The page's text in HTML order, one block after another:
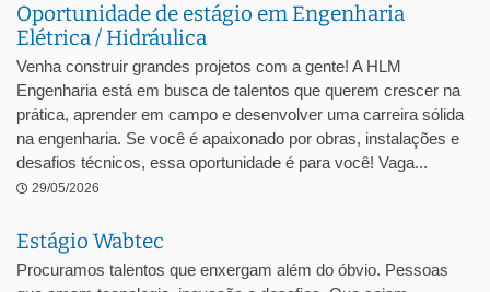
Oportunidade de estágio em Engenharia
Elétrica / Hidráulica
Venha construir grandes projetos com a gente! A HLM
Engenharia está em busca de talentos que querem crescer na
prática, aprender em campo e desenvolver uma carreira sólida
na engenharia. Se você é apaixonado por obras, instalações e
desafios técnicos, essa oportunidade é para você! Vaga...
29/05/2026
Estágio Wabtec
Procuramos talentos que enxergam além do óbvio. Pessoas